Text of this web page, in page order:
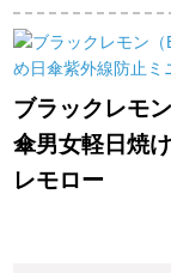
款二重に厚い登山レ
インコート屋外风衣
连体式防雨服电动车
バスバイクレンコー
ト外黒内赤平均サイ
ズ160-185
ブラックレモ
傘男女軽日焼
レモロー